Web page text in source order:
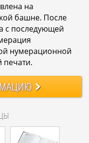
на
башне. После
с последующей
нумерационной
печати.